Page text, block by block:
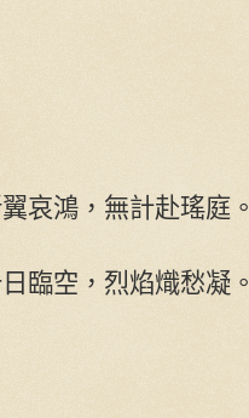
哀鴻，無計赴瑤庭。
臨空，烈焰熾愁凝。